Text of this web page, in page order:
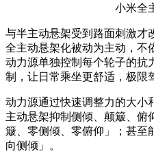
小米全
与半主动悬架受到路面刺激才
全主动悬架化被动为主动，不
动力源单独控制每个轮子的抗
制，让日常乘坐更舒适，极限
动力源通过快速调整力的大小
主动悬架抑制侧倾、颠簸、俯
簸、零侧倾、零俯仰」；甚至
向侧倾」。